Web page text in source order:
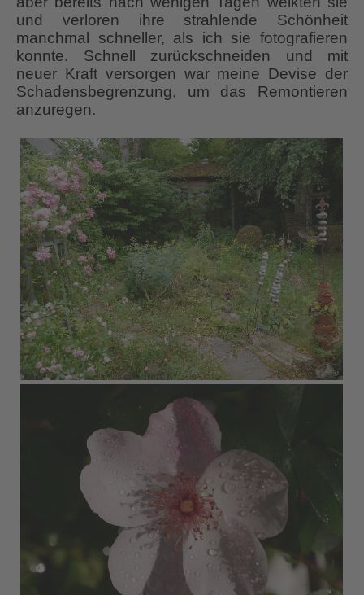
und verloren ihre strahlende Schönheit
manchmal schneller, als ich sie fotografieren
konnte. Schnell zurückschneiden und mit
neuer Kraft versorgen war meine Devise der
Schadensbegrenzung, um das Remontieren
anzuregen.